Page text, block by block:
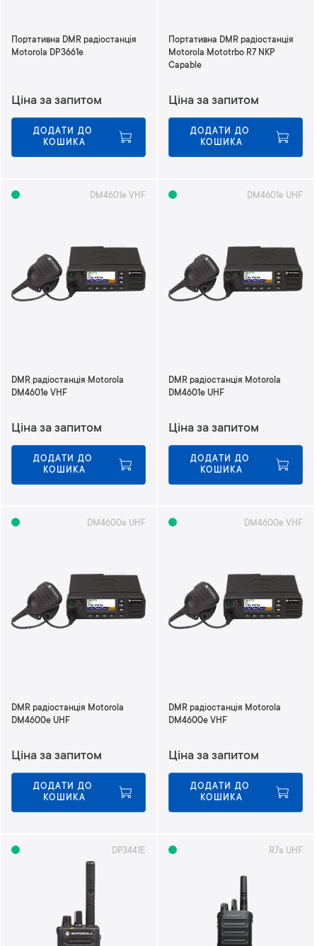
Портативна DMR радіостанція
Motorola DP3661e
Ціна за запитом
ДОДАТИ ДО
КОШИКА
Портативна DMR радіостанція
Motorola Mototrbo R7 NKP
Capable
Ціна за запитом
ДОДАТИ ДО
КОШИКА
DM4601e VHF
DMR радіостанція Motorola
DM4601e VHF
Ціна за запитом
ДОДАТИ ДО
КОШИКА
DM4601e UHF
DMR радіостанція Motorola
DM4601e UHF
Ціна за запитом
ДОДАТИ ДО
КОШИКА
DM4600e UHF
DMR радіостанція Motorola
DM4600e UHF
Ціна за запитом
ДОДАТИ ДО
КОШИКА
DM4600e VHF
DMR радіостанція Motorola
DM4600e VHF
Ціна за запитом
ДОДАТИ ДО
КОШИКА
DP3441E R7a UHF